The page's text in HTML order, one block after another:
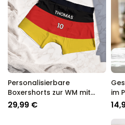
Personalisierbare
Boxershorts zur WM mit
Text
29,99 €
im